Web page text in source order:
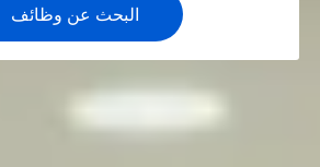
البحث عن وظائف